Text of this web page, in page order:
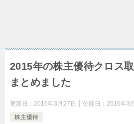
2015年の株主優待クロス
まとめました
更新日： 2016年3月27日 公開日： 2016年3
株主優待